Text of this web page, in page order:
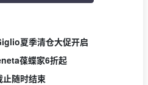
夏季清仓大促开启
葆蝶家6折起
止随时结束